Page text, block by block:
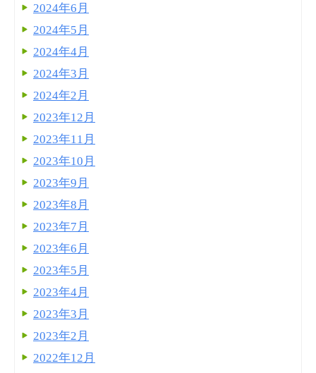
2024年6月
2024年5月
2024年4月
2024年3月
2024年2月
2023年12月
2023年11月
2023年10月
2023年9月
2023年8月
2023年7月
2023年6月
2023年5月
2023年4月
2023年3月
2023年2月
2022年12月